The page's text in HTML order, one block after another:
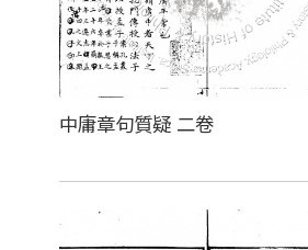
中庸章句質疑 二卷